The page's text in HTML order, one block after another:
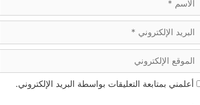
البريد
الإلكتروني
الموقع
الإلكتروني
أعلمني بمتابعة التعليقات بواسطة البريد الإلكتروني.